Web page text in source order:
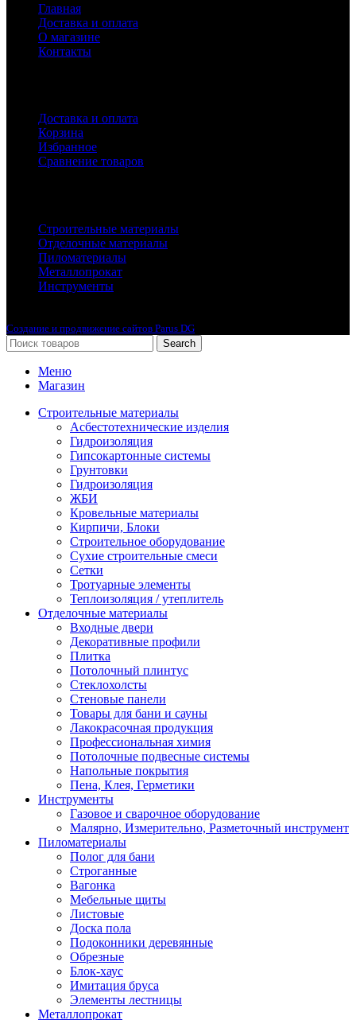
Главная
Доставка и оплата
О магазине
Контакты
Доставка и оплата
Корзина
Избранное
Сравнение товаров
Строительные материалы
Отделочные материалы
Пиломатериалы
Металлопрокат
Инструменты
Создание и продвижение сайтов Parus DG
Search
Меню
Магазин
Строительные материалы
Асбестотехнические изделия
Гидроизоляция
Гипсокартонные системы
Грунтовки
Гидроизоляция
ЖБИ
Кровельные материалы
Кирпичи, Блоки
Строительное оборудование
Сухие строительные смеси
Сетки
Тротуарные элементы
Теплоизоляция / утеплитель
Отделочные материалы
Входные двери
Декоративные профили
Плитка
Потолочный плинтус
Стеклохолсты
Стеновые панели
Товары для бани и сауны
Лакокрасочная продукция
Профессиональная химия
Потолочные подвесные системы
Напольные покрытия
Пена, Клея, Герметики
Инструменты
Газовое и сварочное оборудование
Малярно, Измерительно, Разметочный инструмент
Пиломатериалы
Полог для бани
Строганные
Вагонка
Мебельные щиты
Листовые
Доска пола
Подоконники деревянные
Обрезные
Блок-хаус
Имитация бруса
Элементы лестницы
Металлопрокат